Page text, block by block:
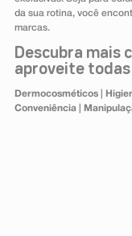
da sua rotina, você
marcas.
Descubra mais
aproveite todas
Dermocosméticos|
Conveniência|